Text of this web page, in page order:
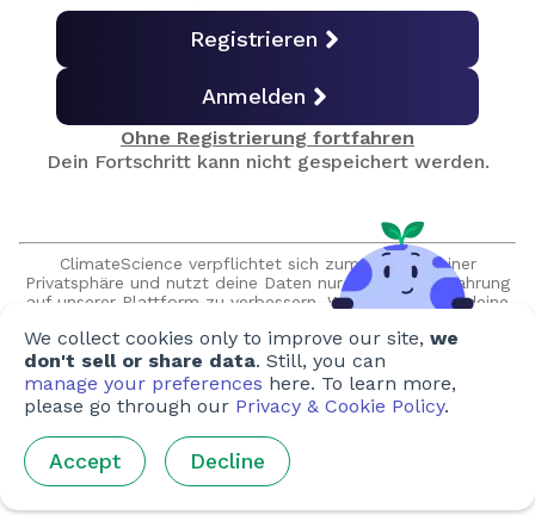
Emissionen nach Verwendungszweck
Emissionen nach Land
Zertifikat erhalten
Erstellt von
Autor:innen Ellen Heimpel Sim Shang Hong Rachael Bratt
Illustrator:innen Tania Chiang, Ho Yee-Lee
Merante,Ella Anderson,Sabrina Lam
Registrieren
Anmelden
Ohne Registrierung fortfahren
Dein Fortschritt kann nicht gespeichert werden.
ClimateScience verpflichtet sich zum Schutz deiner
Privatsphäre und nutzt deine Daten nur, um deine Erfahrung
auf unserer Plattform zu verbessern. Wir versprechen, deine
verkaufen oder zu teilen, und wir werden niemals
unaufgefordert Kontakt mit dir aufnehmen.
We collect cookies only to improve our site, we
don't sell or share data. Still, you can
manage your preferences here. To learn more,
please go through our Privacy & Cookie Policy.
Accept Decline